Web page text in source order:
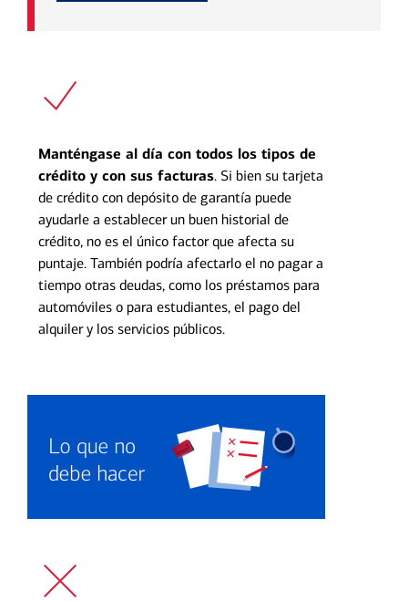
Manténgase al día con todos los tipos de
crédito y con sus facturas. Si bien su tarjeta
de crédito con depósito de garantía puede
ayudarle a establecer un buen historial de
crédito, no es el único factor que afecta su
puntaje. También podría afectarlo el no pagar a
tiempo otras deudas, como los préstamos para
automóviles o para estudiantes, el pago del
alquiler y los servicios públicos.